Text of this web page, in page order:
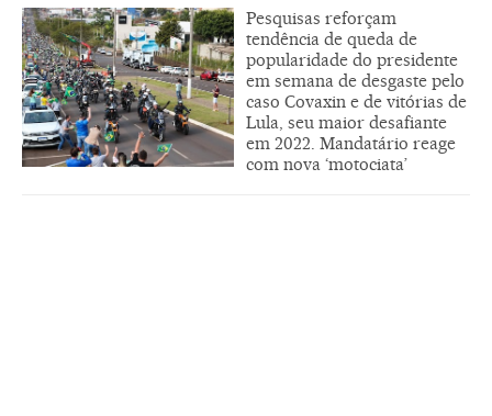
Pesquisas reforçam
tendência de queda de
popularidade do presidente
em semana de desgaste pelo
caso Covaxin e de vitórias de
Lula, seu maior desafiante
em 2022. Mandatário reage
com nova ‘motociata’